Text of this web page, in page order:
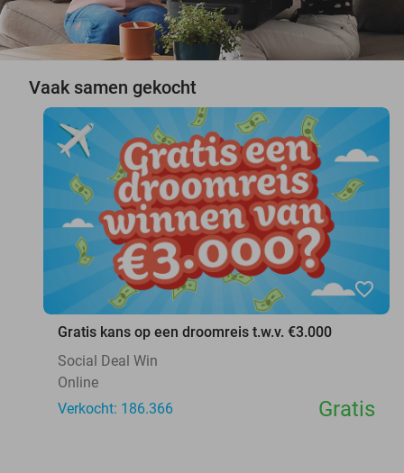
Vaak samen gekocht
favorite_border
Gratis kans op een droomreis t.w.v. €3.000
Social Deal Win
Online
Verkocht: 186.366
Gratis